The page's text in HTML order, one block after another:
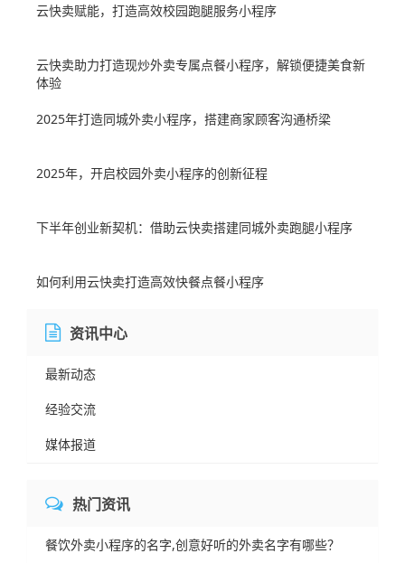
云快卖赋能，打造高效校园跑腿服务小程序​
云快卖助力打造现炒外卖专属点餐小程序，解锁便捷美食新
体验​
2025年打造同城外卖小程序，搭建商家顾客沟通桥梁
2025年，开启校园外卖小程序的创新征程
下半年创业新契机：借助云快卖搭建同城外卖跑腿小程序​
如何利用云快卖打造高效快餐点餐小程序
资讯中心
最新动态
经验交流
媒体报道
热门资讯
餐饮外卖小程序的名字,创意好听的外卖名字有哪些？